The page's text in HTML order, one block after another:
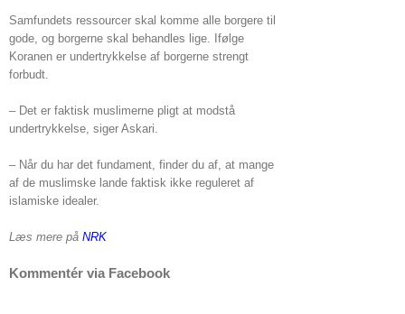
Samfundets ressourcer skal komme alle borgere til
gode, og borgerne skal behandles lige. Ifølge
Koranen er undertrykkelse af borgerne strengt
forbudt.
– Det er faktisk muslimerne pligt at modstå
undertrykkelse, siger Askari.
– Når du har det fundament, finder du af, at mange
af de muslimske lande faktisk ikke reguleret af
islamiske idealer.
Læs mere på NRK
Kommentér via Facebook